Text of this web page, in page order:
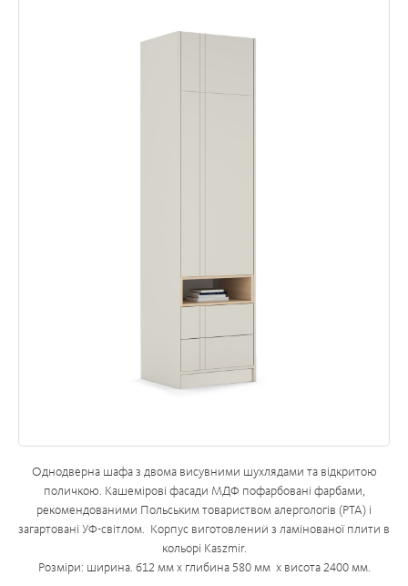
Однодверна шафа з двома висувними шухлядами та відкритою
поличкою. Кашемірові фасади МДФ пофарбовані фарбами,
рекомендованими Польським товариством алергологів (PTA) і
загартовані УФ-світлом. Корпус виготовлений з ламінованої плити в
кольорі Kaszmir.
Розміри: ширина. 612 мм x глибина 580 мм x висота 2400 мм.